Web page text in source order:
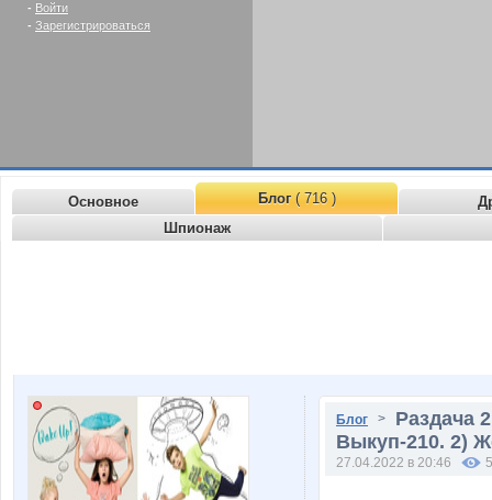
- Войти
- Зарегистрироваться
Основное Блог( 716 )
Шпионаж
Блог > Раздача
Выкуп-210. 2)
27.04.2022 в 20:46